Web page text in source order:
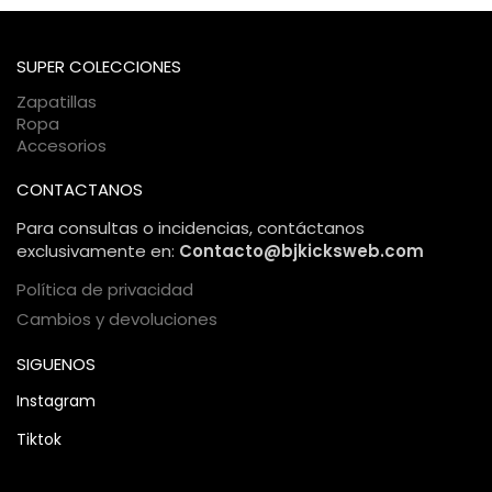
comercio electrónico, garantizando una compra 100%
SUPER COLECCIONES
Zapatillas
Ropa
Accesorios
CONTACTANOS
Para consultas o incidencias, contáctanos
exclusivamente en: Contacto@bjkicksweb.com
Política de privacidad
Cambios y devoluciones
SIGUENOS
Instagram
Tiktok